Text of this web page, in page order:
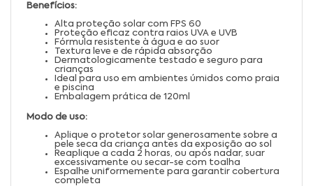
Benefícios:
Alta proteção solar com FPS 60
Proteção eficaz contra raios UVA e UVB
Fórmula resistente à água e ao suor
Textura leve e de rápida absorção
Dermatologicamente testado e seguro para
crianças
Ideal para uso em ambientes úmidos como praia
e piscina
Embalagem prática de 120ml
Modo de uso:
Aplique o protetor solar generosamente sobre a
pele seca da criança antes da exposição ao sol
Reaplique a cada 2 horas, ou após nadar, suar
excessivamente ou secar-se com toalha
Espalhe uniformemente para garantir cobertura
completa